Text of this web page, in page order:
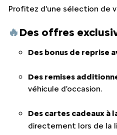
Profitez d'une sélection de
🔥Des offres
Des bonus de reprise
Des remises
véhicule d'occasion.
Des cartes cadeaux à
directement lors de la